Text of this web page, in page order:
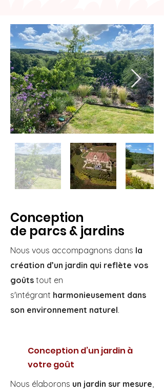
Conception
de parcs & jardins
Nous vous accompagnons dans la
création d’un jardin qui reflète vos
goûts tout en
s'intégrant harmonieusement dans
son environnement naturel.
Conception d’un jardin à
votre goût
Nous élaborons un jardin sur mesure,